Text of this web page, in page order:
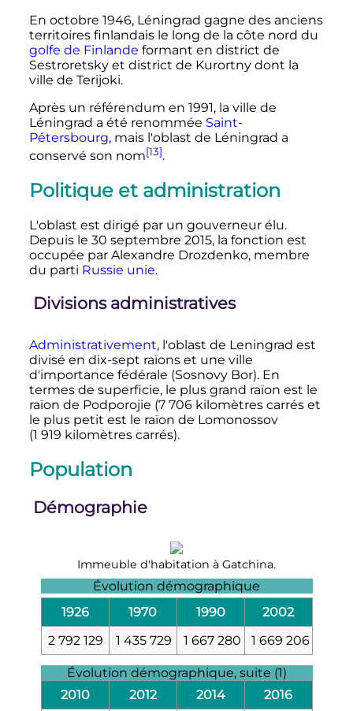
En octobre 1946, Léningrad gagne des anciens
territoires finlandais le long de la côte nord du
golfe de Finlande formant en district de
Sestroretsky et district de Kurortny dont la
ville de Terijoki.
Après un référendum en 1991, la ville de
Léningrad a été renommée Saint-
Pétersbourg, mais l'oblast de Léningrad a
conservé son nom[13].
Politique et administration
L'oblast est dirigé par un gouverneur élu.
Depuis le 30 septembre 2015, la fonction est
occupée par Alexandre Drozdenko, membre
du parti Russie unie.
Divisions administratives
Administrativement, l'oblast de Leningrad est
divisé en dix-sept raïons et une ville
d'importance fédérale (Sosnovy Bor). En
termes de superficie, le plus grand raïon est le
raïon de Podporojie (7 706 kilomètres carréset
le plus petit est le raïon de Lomonossov
(1 919 kilomètres carrés).
Population
Démographie
Immeuble d'habitation à Gatchina.
Évolution démographique
1926
1970 1990
2002
2 792 129
1 435 729 1 667 280 1 669 206
Évolution démographique, suite (1)
2010
2012 2014
2016